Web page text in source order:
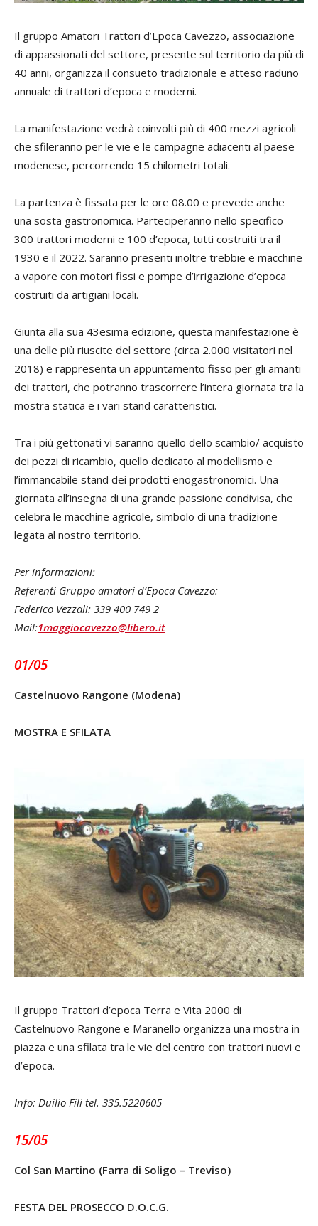
Il gruppo Amatori Trattori d’Epoca Cavezzo, associazione
di appassionati del settore, presente sul territorio da più di
40 anni, organizza il consueto tradizionale e atteso raduno
annuale di trattori d’epoca e moderni.
La manifestazione vedrà coinvolti più di 400 mezzi agricoli
che sfileranno per le vie e le campagne adiacenti al paese
modenese, percorrendo 15 chilometri totali.
La partenza è fissata per le ore 08.00 e prevede anche
una sosta gastronomica. Parteciperanno nello specifico
300 trattori moderni e 100 d’epoca, tutti costruiti tra il
1930 e il 2022. Saranno presenti inoltre trebbie e macchine
a vapore con motori fissi e pompe d’irrigazione d’epoca
costruiti da artigiani locali.
Giunta alla sua 43esima edizione, questa manifestazione è
una delle più riuscite del settore (circa 2.000 visitatori nel
2018) e rappresenta un appuntamento fisso per gli amanti
dei trattori, che potranno trascorrere l’intera giornata tra la
mostra statica e i vari stand caratteristici.
Tra i più gettonati vi saranno quello dello scambio/ acquisto
dei pezzi di ricambio, quello dedicato al modellismo e
l’immancabile stand dei prodotti enogastronomici. Una
giornata all’insegna di una grande passione condivisa, che
celebra le macchine agricole, simbolo di una tradizione
legata al nostro territorio.
Per informazioni:
Referenti Gruppo amatori d’Epoca Cavezzo:
Federico Vezzali: 339 400 749 2
Mail:1maggiocavezzo@libero.it
01/05
Castelnuovo Rangone (Modena)
MOSTRA E SFILATA
Il gruppo Trattori d’epoca Terra e Vita 2000 di
Castelnuovo Rangone e Maranello organizza una mostra in
piazza e una sfilata tra le vie del centro con trattori nuovi e
d’epoca.
Info: Duilio Fili tel. 335.5220605
15/05
Col San Martino (Farra di Soligo – Treviso)
FESTA DEL PROSECCO D.O.C.G.